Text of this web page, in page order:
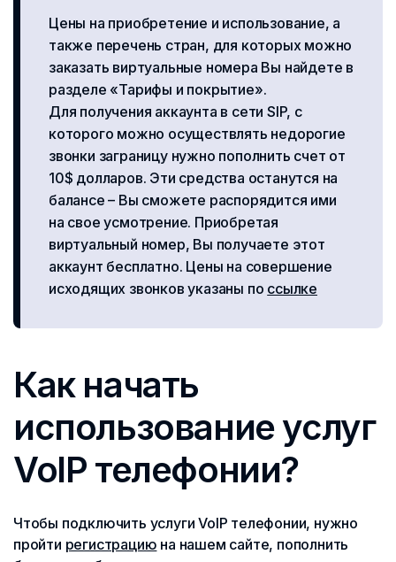
Цены на приобретение и использование, а
также перечень стран, для которых можно
заказать виртуальные номера Вы найдете в
разделе «Тарифы и покрытие».
Для получения аккаунта в сети SIP, с
которого можно осуществлять недорогие
звонки заграницу нужно пополнить счет от
10$ долларов. Эти средства останутся на
балансе – Вы сможете распорядится ими
на свое усмотрение. Приобретая
виртуальный номер, Вы получаете этот
аккаунт бесплатно. Цены на совершение
исходящих звонков указаны по ссылке
Как начать
использование услуг
VoIP телефонии?
Чтобы подключить услуги VoIP телефонии, нужно
пройти регистрацию на нашем сайте, пополнить